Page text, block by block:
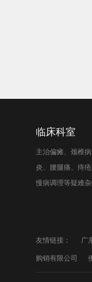
临床科室
主治偏瘫、颈椎
炎、腰腿痛、痔疮
慢病调理等疑难
友情链接： 广
购销有限公司